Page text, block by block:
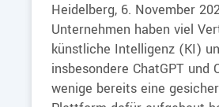
Heidelberg, 6. November
Unternehmen haben viel
künstliche Intelligenz (KI)
insbesondere ChatGPT und
wenige bereits eine